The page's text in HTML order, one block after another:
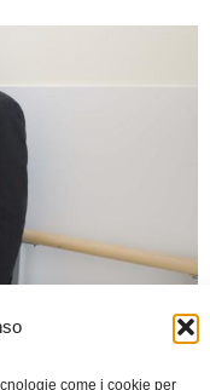
come i cookie per
0
ripercorre i principali